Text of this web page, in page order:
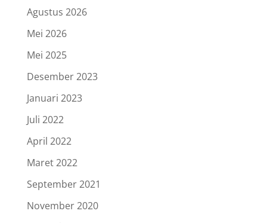
Agustus 2026
Mei 2026
Mei 2025
Desember 2023
Januari 2023
Juli 2022
April 2022
Maret 2022
September 2021
November 2020